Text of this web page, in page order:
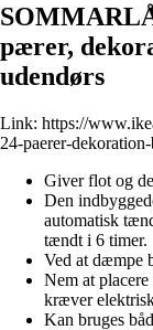
pærer,
udendørs
Link: https://
24-paerer-
Giver flot og
Den
automatisk
tændt i 6 timer.
Ved at dæmpe
Nem at
kræver
Kan bruges